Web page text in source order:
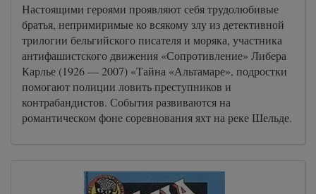
Настоящими героями проявляют себя трудолюбивые
братья, непримиримые ко всякому злу из детективной
трилогии бельгийского писателя и моряка, участника
антифашистского движения «Сопротивление» Либера
Карлье (1926 — 2007) «Тайна «Альтамаре», подростки
помогают полиции ловить преступников и
контрабандистов. События развиваются на
романтическом фоне соревнования яхт на реке Шельде.